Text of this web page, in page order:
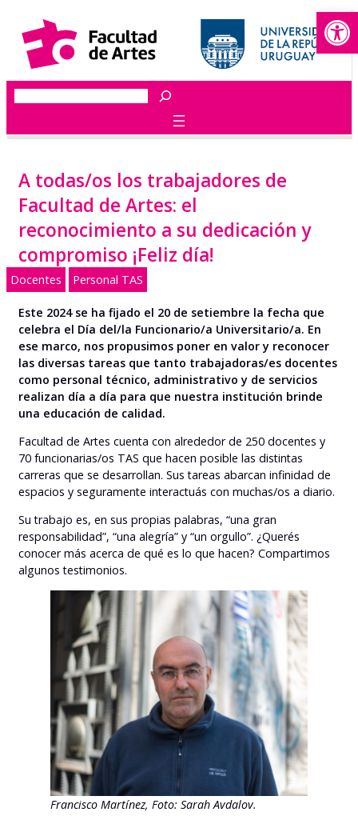
contenido
Buscar
A todas/os los trabajadores de
Facultad de Artes: el
reconocimiento a su dedicación y
compromiso ¡Feliz día!
Docentes Personal TAS
Este 2024 se ha fijado el 20 de setiembre la fecha que
celebra el Día del/la Funcionario/a Universitario/a. En
ese marco, nos propusimos poner en valor y reconocer
las diversas tareas que tanto trabajadoras/es docentes
como personal técnico, administrativo y de servicios
realizan día a día para que nuestra institución brinde
una educación de calidad.
Facultad de Artes cuenta con alrededor de 250 docentes y
70 funcionarias/os TAS que hacen posible las distintas
carreras que se desarrollan. Sus tareas abarcan infinidad de
espacios y seguramente interactuás con muchas/os a diario.
Su trabajo es, en sus propias palabras, “una gran
responsabilidad”, “una alegría” y “un orgullo”. ¿Querés
conocer más acerca de qué es lo que hacen? Compartimos
algunos testimonios.
Francisco Martínez, Foto: Sarah Avdalov.